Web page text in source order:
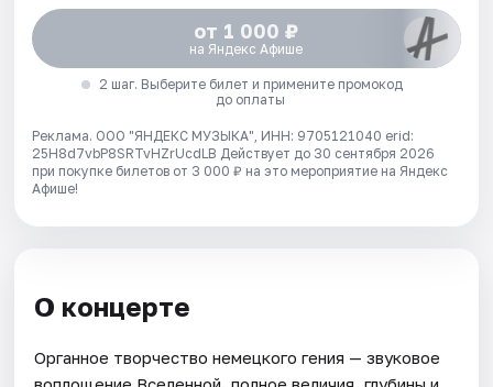
от 1 000 ₽
на Яндекс Афише
2 шаг. Выберите билет и примените промокод
до оплаты
Реклама. ООО "ЯНДЕКС МУЗЫКА", ИНН: 9705121040 erid:
25H8d7vbP8SRTvHZrUcdLB Действует до 30 сентября 2026
при покупке билетов от 3 000 ₽ на это мероприятие на Яндекс
Афише!
О концерте
Органное творчество немецкого гения — звуковое